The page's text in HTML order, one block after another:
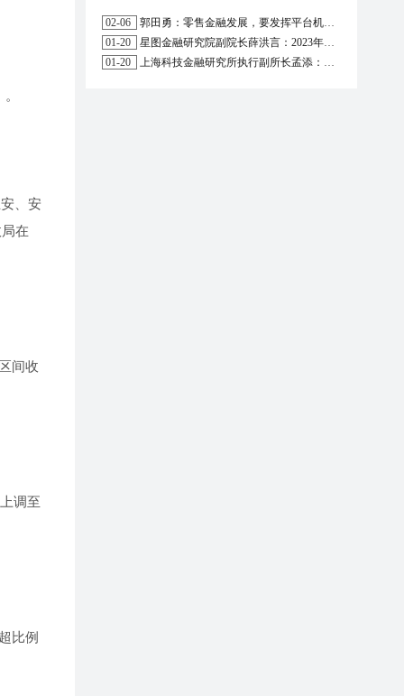
、安
在
间收
调至
比例
02-06
郭田勇：零售金融发展，要发挥平台机构的作用
01-20
星图金融研究院副院长薛洪言：2023年消费信贷或迎来新起点
01-20
上海科技金融研究所执行副所长孟添：开放银行与嵌入式金融为数字普惠金融带来更大发展空间